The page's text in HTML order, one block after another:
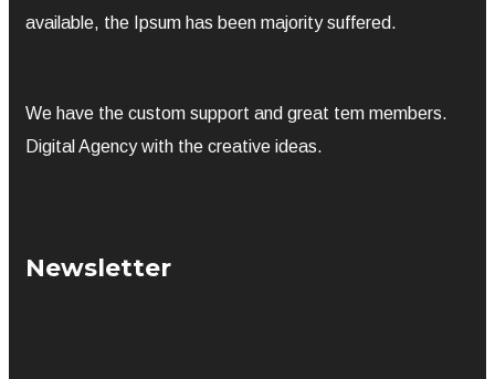
available, the Ipsum has been majority suffered.
We have the custom support and great tem members.
Digital Agency with the creative ideas.
Newsletter